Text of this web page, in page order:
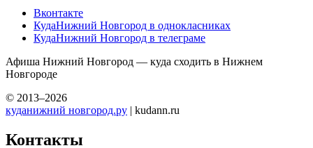
Вконтакте
КудаНижний Новгород в однокласниках
КудаНижний Новгород в телеграме
Афиша Нижний Новгород — куда сходить в Нижнем
Новгороде
© 2013–2026
куданижний новгород.ру | kudann.ru
Контакты